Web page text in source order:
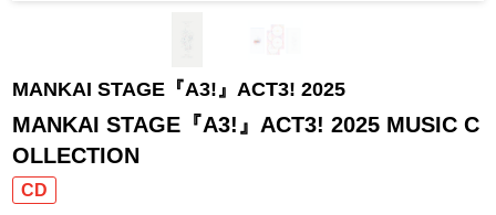
MANKAI STAGE『A3!』ACT3! 2025
MANKAI STAGE『A3!』ACT3! 2025 MUSIC C
OLLECTION
CD